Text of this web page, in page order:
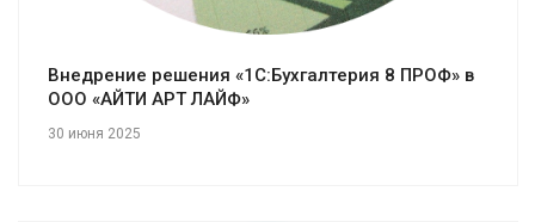
Внедрение решения «1С:Бухгалтерия 8 ПРОФ» в
ООО «АЙТИ АРТ ЛАЙФ»
30 июня 2025